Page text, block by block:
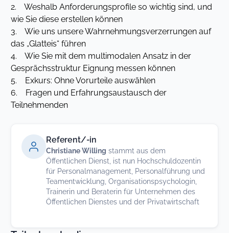
2. Weshalb Anforderungsprofile so wichtig sind, und
wie Sie diese erstellen können
3. Wie uns unsere Wahrnehmungsverzerrungen auf
das „Glatteis“ führen
4. Wie Sie mit dem multimodalen Ansatz in der
Gesprächsstruktur Eignung messen können
5. Exkurs: Ohne Vorurteile auswählen
6. Fragen und Erfahrungsaustausch der
Teilnehmenden
Referent/-in
Christiane Willing stammt aus dem
Öffentlichen Dienst, ist nun Hochschuldozentin
für Personalmanagement, Personalführung und
Teamentwicklung, Organisationspsychologin,
Trainerin und Beraterin für Unternehmen des
Öffentlichen Dienstes und der Privatwirtschaft